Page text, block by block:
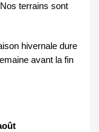
terrains sont
hivernale dure
avant la fin